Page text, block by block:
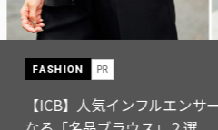
FASHION PR
【ICB】人気インフルエンサ